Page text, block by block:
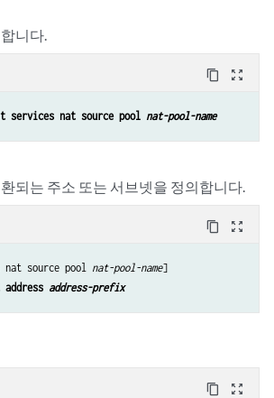
니다.
content_copy zoom_out_map
services nat source pool nat-pool-name
되는 주소 또는 서브넷을 정의합니다.
content_copy zoom_out_map
source pool nat-pool-name]
address address-prefix
content_copy zoom_out_map